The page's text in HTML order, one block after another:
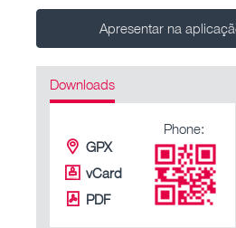
Apresentar na
Downloads
GPX
vCard
PDF
Phone: